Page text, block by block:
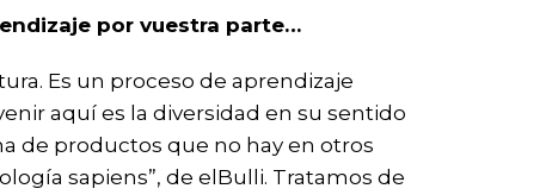
por vuestra parte…
Es un proceso de aprendizaje
aquí es la diversidad en su sentido
de productos que no hay en otros
sapiens”, de elBulli. Tratamos de